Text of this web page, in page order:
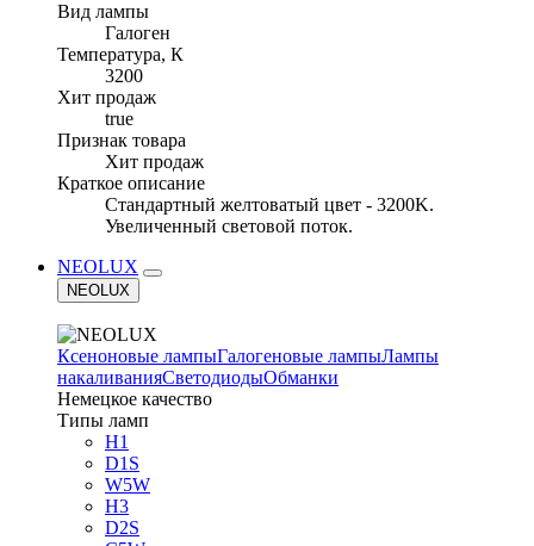
Вид лампы
Галоген
Температура, К
3200
Хит продаж
true
Признак товара
Хит продаж
Краткое описание
Стандартный желтоватый цвет - 3200K.
Увеличенный световой поток.
NEOLUX
NEOLUX
Ксеноновые лампыГалогеновые лампыЛампы
накаливанияСветодиодыОбманки
Немецкое качество
Типы ламп
H1
D1S
W5W
H3
D2S